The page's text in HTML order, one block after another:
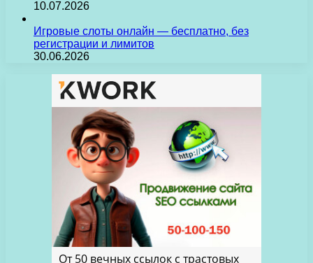
10.07.2026
Игровые слоты онлайн — бесплатно, без
регистрации и лимитов
30.06.2026